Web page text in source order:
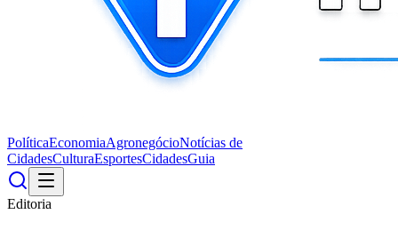
PolíticaEconomiaAgronegócioNotícias de
CidadesCulturaEsportesCidadesGuia
Editoria